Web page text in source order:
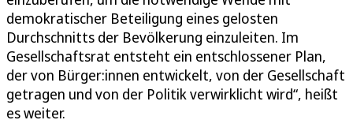
demokratischer Beteiligung eines gelosten
Durchschnitts der Bevölkerung einzuleiten. Im
Gesellschaftsrat entsteht ein entschlossener Plan,
der von Bürger:innen entwickelt, von der Gesellschaft
getragen und von der Politik verwirklicht wird“, heißt
es weiter.